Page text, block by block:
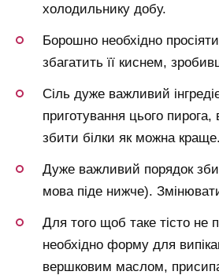
холодильнику добу.
Борошно необхідно
збагатить її киснем,
Сіль дуже важливий
приготування цього
збити білки як можна краще.
Дуже важливий порядок
мова піде нижче).
Для того щоб таке тісто не
необхідно форму для
вершковим маслом,